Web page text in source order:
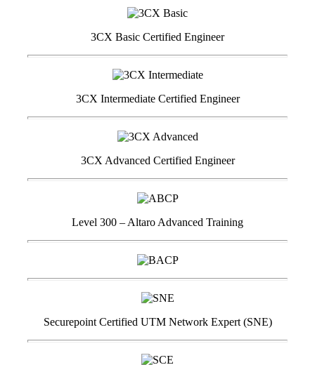
3CX Basic Certified Engineer
3CX Intermediate Certified Engineer
3CX Advanced Certified Engineer
Level 300 – Altaro Advanced Training
Securepoint Certified UTM Network Expert (SNE)